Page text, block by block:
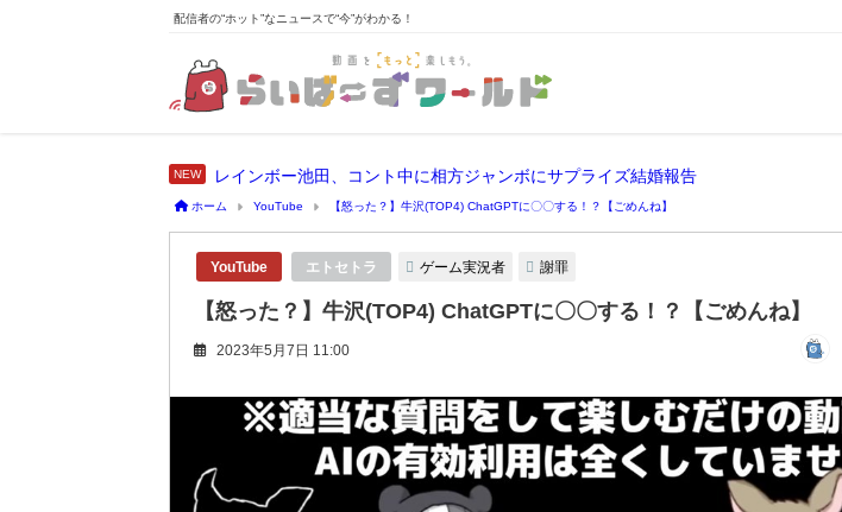
配信者の“ホット”なニュースで“今”がわかる！
レインボー池田、コント中に相方ジャンボにサプライズ結婚報告
ホーム YouTube 【怒った？】牛沢(TOP4) ChatGPTに〇〇する！？【ごめんね】
YouTube エトセトラ ゲーム実況者 謝罪
【怒った？】牛沢(TOP4) ChatGPTに〇〇する！？【ごめんね】
2023年5月7日 11:00